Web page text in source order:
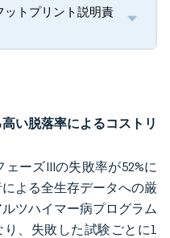
ットプリント説明責
い脱落率によるコストリ
ーズIIIの失敗率が52%に
よる全生存データへの厳
ツハイマー病プログラム
、失敗した試験ごとに1